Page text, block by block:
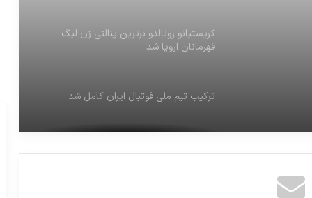
کریستیانو رونالدو برترین پنالتی زن لیگ
قهرمانان اروپا شد
ترکیب تیم ملی فوتبال ایران کامل شد